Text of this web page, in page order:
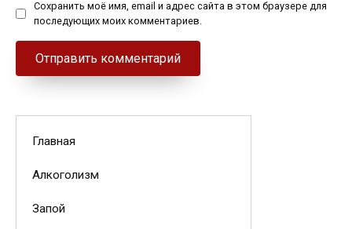
Сохранить моё имя, email и адрес сайта в этом браузере для
последующих моих комментариев.
Главная
Алкоголизм
Запой